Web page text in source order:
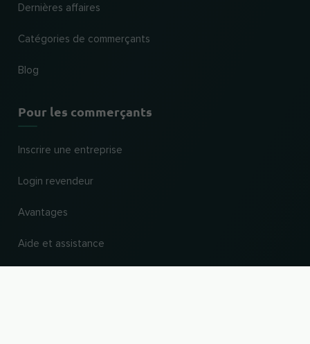
Dernières affaires
Catégories de commerçants
Blog
Pour les commerçants
Inscrire une entreprise
Login revendeur
Avantages
Aide et assistance